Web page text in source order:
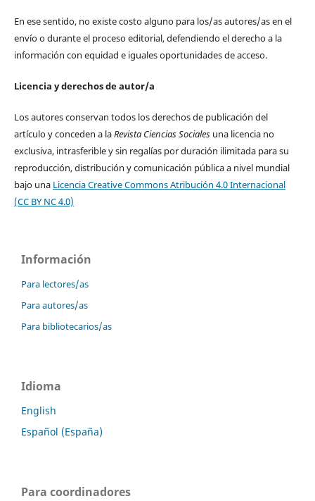
En ese sentido, no existe costo alguno para los/as autores/as en el
envío o durante el proceso editorial, defendiendo el derecho a la
información con equidad e iguales oportunidades de acceso.
Licencia y derechos de autor/a
Los autores conservan todos los derechos de publicación del
artículo y conceden a laRevista Ciencias Socialesuna licencia no
exclusiva, intrasferible y sin regalías por duración ilimitada para su
reproducción, distribución y comunicación pública a nivel mundial
bajo una Licencia Creative Commons Atribución 4.0 Internacional
(CC BY NC 4.0)
Información
Para lectores/as
Para autores/as
Para bibliotecarios/as
Idioma
English
Español (España)
Para coordinadores